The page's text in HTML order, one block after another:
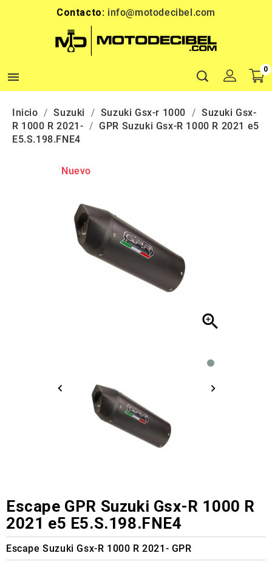
Contacto: info@motodecibel.com

0
Inicio Suzuki Suzuki Gsx-r 1000
Suzuki Gsx-
R 1000 R 2021-
GPR Suzuki Gsx-R 1000 R 2021 e5
E5.S.198.FNE4
Nuevo

Escape GPR Suzuki Gsx-R 1000 R
2021 e5 E5.S.198.FNE4
Escape Suzuki Gsx-R 1000 R 2021- GPR